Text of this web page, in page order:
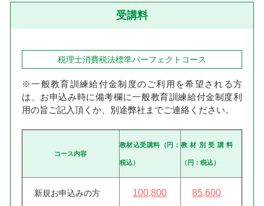
受講料
税理士消費税法標準パーフェクトコース
※一般教育訓練給付金制度のご利用を希望される方
は、お申込み時に備考欄に一般教育訓練給付金制度利
用の旨ご記入頂くか、別途弊社までご連絡ください。
コース内容
教材込受講料（円：
税込）
教材別受講料
（円：税込）
新規お申込みの方 100,800 85,600